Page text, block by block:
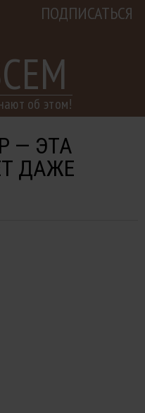
об этом!
ПОДПИСАТЬСЯ
— ЭТА
ДАЖЕ